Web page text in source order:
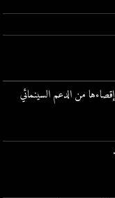
إقصاءها من الدعم السينمائي